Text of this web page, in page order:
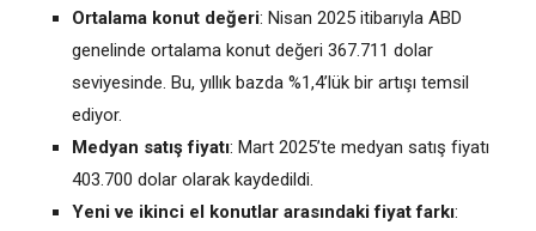
Ortalama konut değeri: Nisan 2025 itibarıyla ABD
genelinde ortalama konut değeri 367.711 dolar
seviyesinde. Bu, yıllık bazda %1,4’lük bir artışı temsil
ediyor.
Medyan satış fiyatı: Mart 2025’te medyan satış fiyatı
403.700 dolar olarak kaydedildi.
Yeni ve ikinci el konutlar arasındaki fiyat farkı: